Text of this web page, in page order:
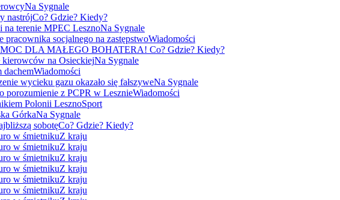
Na Sygnale
nastrójCo? Gdzie? Kiedy?
na terenie MPEC LesznoNa Sygnale
socjalnego na zastępstwoWiadomości
DLA MAŁEGO BOHATERA! Co? Gdzie? Kiedy?
kierowców na OsieckiejNa Sygnale
dachemWiadomości
wycieku gazu okazało się fałszyweNa Sygnale
porozumienie z PCPR w LesznieWiadomości
Polonii LesznoSport
GórkaNa Sygnale
sobotęCo? Gdzie? Kiedy?
w śmietnikuZ kraju
w śmietnikuZ kraju
w śmietnikuZ kraju
w śmietnikuZ kraju
w śmietnikuZ kraju
w śmietnikuZ kraju